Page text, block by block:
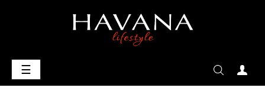
Basculer
la
navigation
☰